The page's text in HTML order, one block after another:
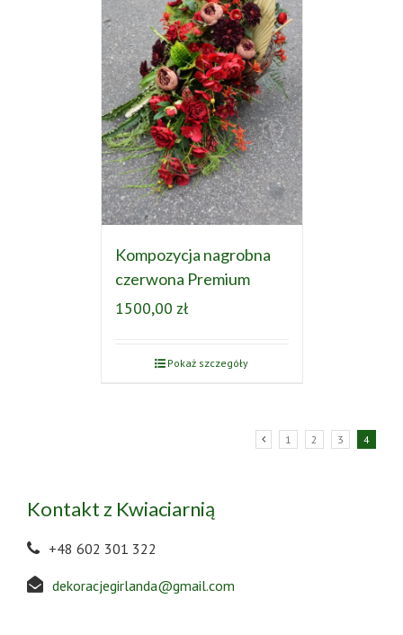
Kompozycja nagrobna
czerwona Premium
1500,00 zł
Pokaż szczegóły
1 2 3 4
Kontakt z Kwiaciarnią
+48 602 301 322
dekoracjegirlanda@gmail.com